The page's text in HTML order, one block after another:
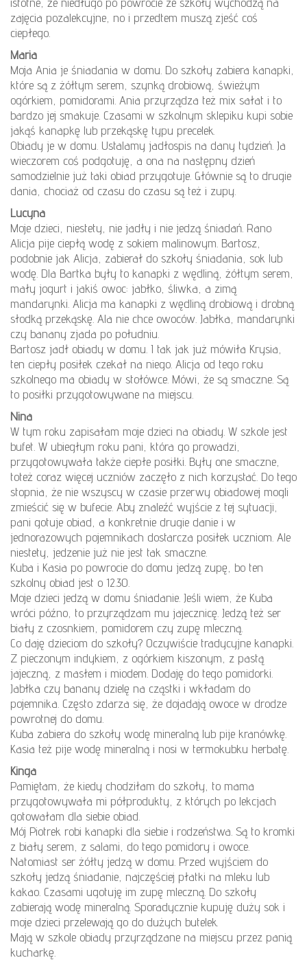
zajęcia pozalekcyjne, no i przedtem muszą zjeść coś
ciepłego.
Maria
Moja Ania je śniadania w domu. Do szkoły zabiera kanapki,
które są z żółtym serem, szynką drobiową, świeżym
ogórkiem, pomidorami. Ania przyrządza też mix sałat i to
bardzo jej smakuje. Czasami w szkolnym sklepiku kupi sobie
jakąś kanapkę lub przekąskę typu precelek.
Obiady je w domu. Ustalamy jadłospis na dany tydzień. Ja
wieczorem coś podgotuję, a ona na następny dzień
samodzielnie już taki obiad przygotuje. Głównie są to drugie
dania, chociaż od czasu do czasu są też i zupy.
Lucyna
Moje dzieci, niestety, nie jadły i nie jedzą śniadań. Rano
Alicja pije ciepłą wodę z sokiem malinowym. Bartosz,
podobnie jak Alicja, zabierał do szkoły śniadania, sok lub
wodę. Dla Bartka były to kanapki z wędliną, żółtym serem,
mały jogurt i jakiś owoc: jabłko, śliwka, a zimą
mandarynki. Alicja ma kanapki z wędliną drobiową i drobną
słodką przekąskę. Ala nie chce owoców. Jabłka, mandarynki
czy banany zjada po południu.
Bartosz jadł obiady w domu. I tak jak już mówiła Krysia,
ten ciepły posiłek czekał na niego. Alicja od tego roku
szkolnego ma obiady w stołówce. Mówi, że są smaczne. Są
to posiłki przygotowywane na miejscu.
Nina
W tym roku zapisałam moje dzieci na obiady. W szkole jest
bufet. W ubiegłym roku pani, która go prowadzi,
przygotowywała także ciepłe posiłki. Były one smaczne,
toteż coraz więcej uczniów zaczęło z nich korzystać. Do tego
stopnia, że nie wszyscy w czasie przerwy obiadowej mogli
zmieścić się w bufecie. Aby znaleźć wyjście z tej sytuacji,
pani gotuje obiad, a konkretnie drugie danie i w
jednorazowych pojemnikach dostarcza posiłek uczniom. Ale
niestety, jedzenie już nie jest tak smaczne.
Kuba i Kasia po powrocie do domu jedzą zupę, bo ten
szkolny obiad jest o 12.30.
Moje dzieci jedzą w domu śniadanie. Jeśli wiem, że Kuba
wróci późno, to przyrządzam mu jajecznicę. Jedzą też ser
biały z czosnkiem, pomidorem czy zupę mleczną.
Co daję dzieciom do szkoły? Oczywiście tradycyjne kanapki.
Z pieczonym indykiem, z ogórkiem kiszonym, z pastą
jajeczną, z masłem i miodem. Dodaję do tego pomidorki.
Jabłka czy banany dzielę na cząstki i wkładam do
pojemnika. Często zdarza się, że dojadają owoce w drodze
powrotnej do domu.
Kuba zabiera do szkoły wodę mineralną lub pije kranówkę.
Kasia też pije wodę mineralną i nosi w termokubku herbatę.
Kinga
Pamiętam, że kiedy chodziłam do szkoły, to mama
przygotowywała mi półprodukty, z których po lekcjach
gotowałam dla siebie obiad.
Mój Piotrek robi kanapki dla siebie i rodzeństwa. Są to kromki
z biały serem, z salami, do tego pomidory i owoce.
Natomiast ser żółty jedzą w domu. Przed wyjściem do
szkoły jedzą śniadanie, najczęściej płatki na mleku lub
kakao. Czasami ugotuję im zupę mleczną. Do szkoły
zabierają wodę mineralną. Sporadycznie kupuję duży sok i
moje dzieci przelewają go do dużych butelek.
Mają w szkole obiady przyrządzane na miejscu przez panią
kucharkę.